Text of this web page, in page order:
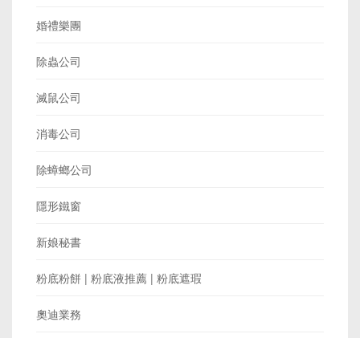
婚禮樂團
除蟲公司
滅鼠公司
消毒公司
除蟑螂公司
隱形鐵窗
新娘秘書
粉底粉餅 | 粉底液推薦 | 粉底遮瑕
奧迪業務